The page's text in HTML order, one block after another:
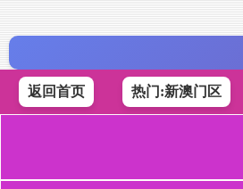
返回首页 热门:新澳门区